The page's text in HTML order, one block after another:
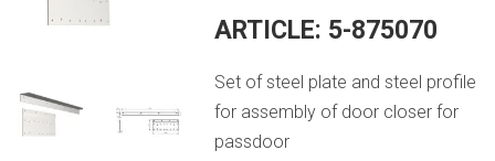
ARTICLE: 5-875070
Set of steel plate and steel profile
for assembly of door closer for
passdoor